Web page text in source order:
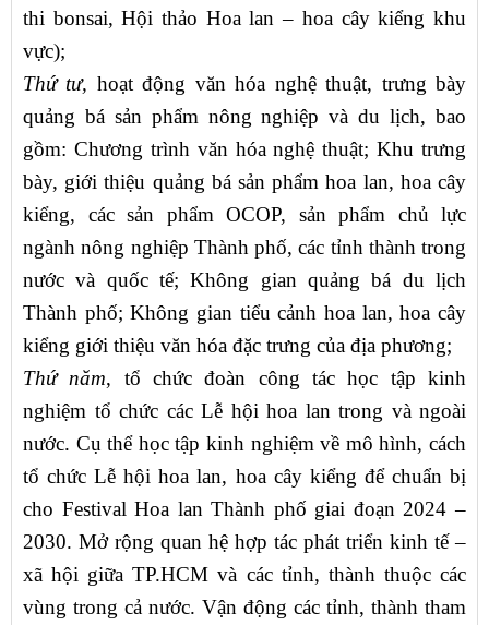
thi bonsai, Hội thảo Hoa lan – hoa cây kiểng khu
vực);
Thứ tư, hoạt động văn hóa nghệ thuật, trưng bày
quảng bá sản phẩm nông nghiệp và du lịch, bao
gồm: Chương trình văn hóa nghệ thuật; Khu trưng
bày, giới thiệu quảng bá sản phẩm hoa lan, hoa cây
kiểng, các sản phẩm OCOP, sản phẩm chủ lực
ngành nông nghiệp Thành phố, các tỉnh thành trong
nước và quốc tế; Không gian quảng bá du lịch
Thành phố; Không gian tiểu cảnh hoa lan, hoa cây
kiểng giới thiệu văn hóa đặc trưng của địa phương;
Thứ năm, tổ chức đoàn công tác học tập kinh
nghiệm tổ chức các Lễ hội hoa lan trong và ngoài
nước. Cụ thể học tập kinh nghiệm về mô hình, cách
tổ chức Lễ hội hoa lan, hoa cây kiểng để chuẩn bị
cho Festival Hoa lan Thành phố giai đoạn 2024 –
2030. Mở rộng quan hệ hợp tác phát triển kinh tế –
xã hội giữa TP.HCM và các tỉnh, thành thuộc các
vùng trong cả nước. Vận động các tỉnh, thành tham